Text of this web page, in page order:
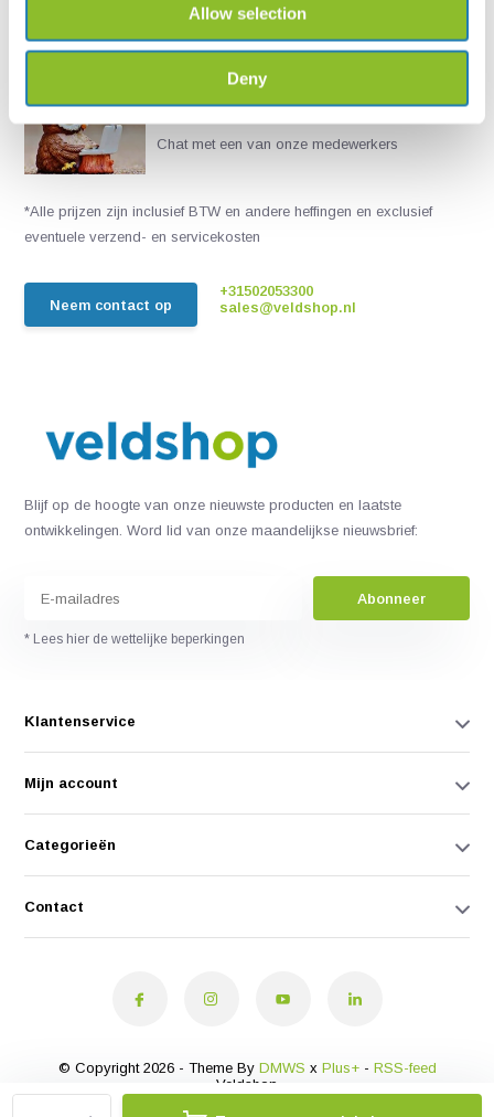
Allow selection
Deny
Chat met een van onze medewerkers
*Alle prijzen zijn inclusief BTW en andere heffingen en exclusief
eventuele verzend- en servicekosten
Neem contact op
+31502053300
sales@veldshop.nl
Blijf op de hoogte van onze nieuwste producten en laatste
ontwikkelingen. Word lid van onze maandelijkse nieuwsbrief:
Abonneer
* Lees hier de wettelijke beperkingen
Klantenservice
Mijn account
Categorieën
Contact
© Copyright 2026 - Theme By DMWS x Plus+- RSS-feed
Veldshop